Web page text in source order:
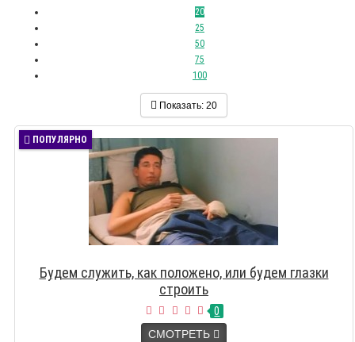
20
25
50
75
100
Показать: 20
ПОПУЛЯРНО
Будем служить, как положено, или будем глазки
строить
0
СМОТРЕТЬ